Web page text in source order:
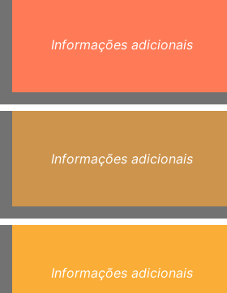
Informações adicionais
Informações adicionais
Informações adicionais